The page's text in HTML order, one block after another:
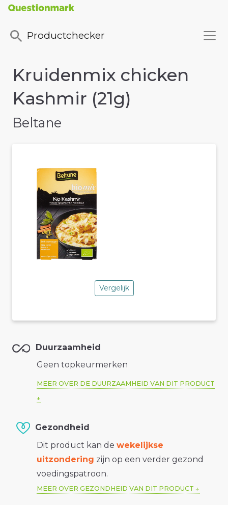
Productchecker
Kruidenmix chicken
Kashmir (21g)
Beltane
Vergelijk
Duurzaamheid
Geen topkeurmerken
MEER OVER DE DUURZAAMHEID VAN DIT PRODUCT
Gezondheid
Dit product kan de wekelijkse
uitzondering zijn op een verder gezond
voedingspatroon.
MEER OVER GEZONDHEID VAN DIT PRODUCT